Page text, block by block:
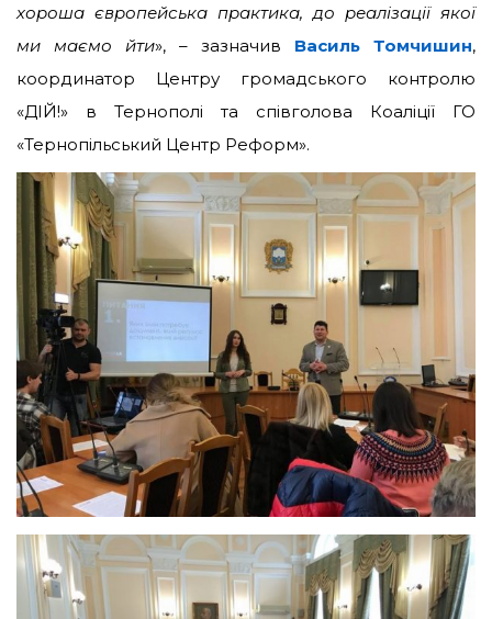
хороша європейська практика, до реалізації якої
ми маємо йти», – зазначив Василь Томчишин,
координатор Центру громадського контролю
«ДІЙ!» в Тернополі та співголова Коаліції ГО
«Тернопільський Центр Реформ».